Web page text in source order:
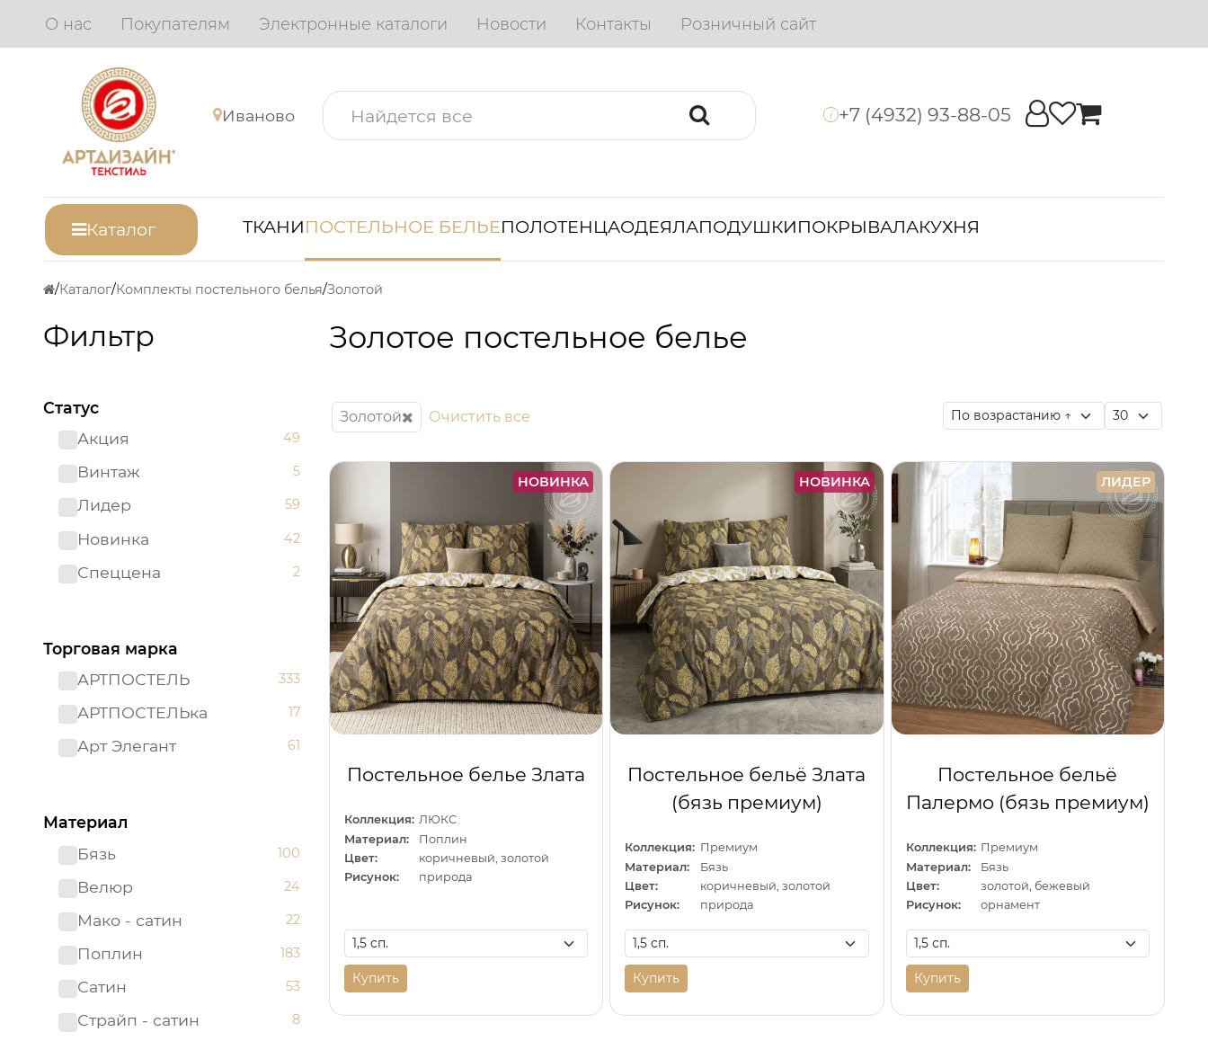
О нас Покупателям Электронные каталоги Новости Контакты Розничный сайт
Иваново i +7 (4932) 93-88-05
Каталог ТКАНИПОСТЕЛЬНОЕ БЕЛЬЕПОЛОТЕНЦАОДЕЯЛАПОДУШКИПОКРЫВАЛАКУХНЯ
Каталог Комплекты постельного белья Золотой
Фильтр
Статус
Акция
49
Винтаж 5
Лидер 59
Новинка 42
Спеццена 2
Торговая марка
АРТПОСТЕЛЬ
333
АРТПОСТЕЛЬка 17
Арт Элегант 61
Материал
Бязь
100
Велюр 24
Мако - сатин 22
Поплин 183
Сатин 53
Страйп - сатин 8
Золотое постельное белье
Золотой Очистить все
НОВИНКА
Постельное белье Злата
Коллекция: ЛЮКС
Материал:
Поплин
Цвет:
коричневый, золотой
Рисунок:
природа
Купить
НОВИНКА
Постельное бельё Злата
(бязь премиум)
Коллекция: Премиум
Материал:
Бязь
Цвет:
коричневый, золотой
Рисунок:
природа
Купить
ЛИДЕР
Постельное бельё
Палермо (бязь премиум)
Коллекция: Премиум
Материал:
Бязь
Цвет:
золотой, бежевый
Рисунок:
орнамент
Купить